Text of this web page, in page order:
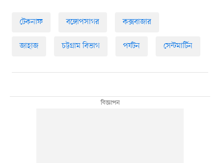
টেকনাফ বঙ্গোপসাগর কক্সবাজার
জাহাজ চট্টগ্রাম বিভাগ পর্যটন সেন্টমার্টিন